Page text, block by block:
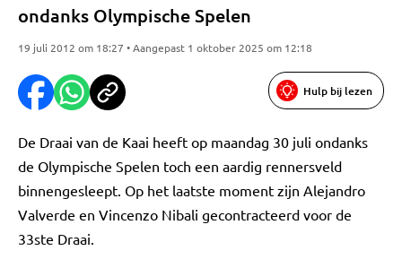
ondanks Olympische Spelen
19 juli 2012 om 18:27 • Aangepast 1 oktober 2025 om 12:18
Hulp bij lezen
De Draai van de Kaai heeft op maandag 30 juli ondanks
de Olympische Spelen toch een aardig rennersveld
binnengesleept. Op het laatste moment zijn Alejandro
Valverde en Vincenzo Nibali gecontracteerd voor de
33ste Draai.